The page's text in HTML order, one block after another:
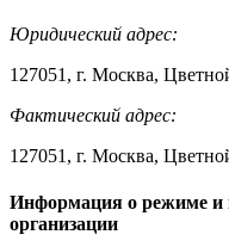
Юридический адрес:
127051, г. Москва,
Фактический адрес:
127051, г. Москва,
Информация о режиме и
организации